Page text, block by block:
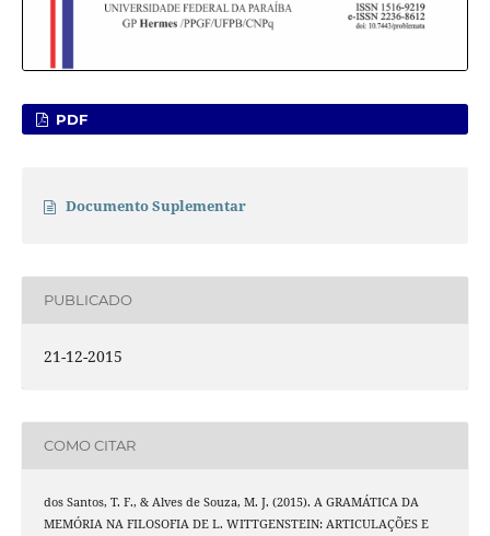
PDF
Documento Suplementar
PUBLICADO
21-12-2015
COMO CITAR
dos Santos, T. F., & Alves de Souza, M. J. (2015). A GRAMÁTICA DA
MEMÓRIA NA FILOSOFIA DE L. WITTGENSTEIN: ARTICULAÇÕES E